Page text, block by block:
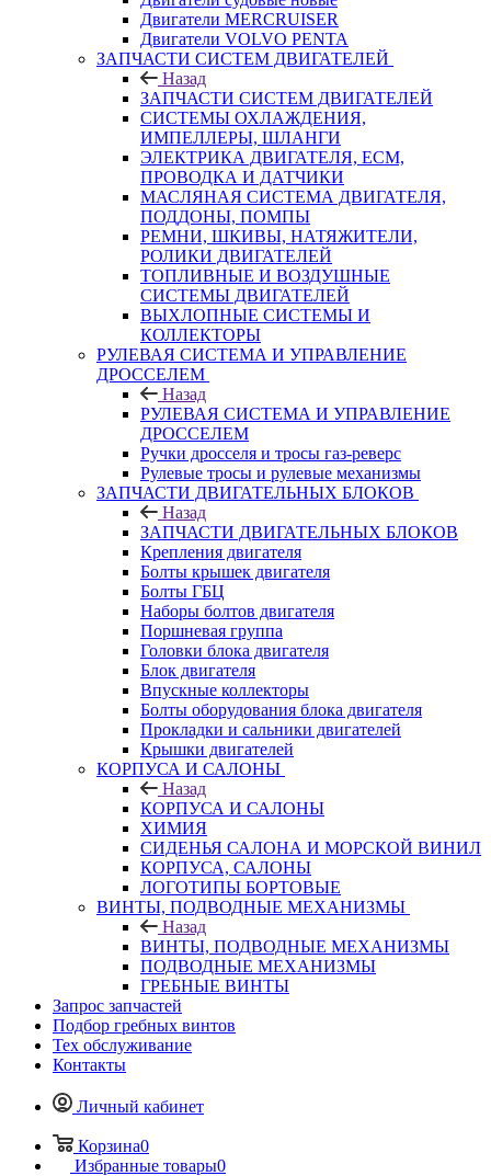
Двигатели MERCRUISER
Двигатели VOLVO PENTA
ЗАПЧАСТИ СИСТЕМ ДВИГАТЕЛЕЙ
Назад
ЗАПЧАСТИ СИСТЕМ ДВИГАТЕЛЕЙ
СИСТЕМЫ ОХЛАЖДЕНИЯ,
ИМПЕЛЛЕРЫ, ШЛАНГИ
ЭЛЕКТРИКА ДВИГАТЕЛЯ, ECM,
ПРОВОДКА И ДАТЧИКИ
МАСЛЯНАЯ СИСТЕМА ДВИГАТЕЛЯ,
ПОДДОНЫ, ПОМПЫ
РЕМНИ, ШКИВЫ, НАТЯЖИТЕЛИ,
РОЛИКИ ДВИГАТЕЛЕЙ
ТОПЛИВНЫЕ И ВОЗДУШНЫЕ
СИСТЕМЫ ДВИГАТЕЛЕЙ
ВЫХЛОПНЫЕ СИСТЕМЫ И
КОЛЛЕКТОРЫ
РУЛЕВАЯ СИСТЕМА И УПРАВЛЕНИЕ
ДРОССЕЛЕМ
Назад
РУЛЕВАЯ СИСТЕМА И УПРАВЛЕНИЕ
ДРОССЕЛЕМ
Ручки дросселя и тросы газ-реверс
Рулевые тросы и рулевые механизмы
ЗАПЧАСТИ ДВИГАТЕЛЬНЫХ БЛОКОВ
Назад
ЗАПЧАСТИ ДВИГАТЕЛЬНЫХ БЛОКОВ
Крепления двигателя
Болты крышек двигателя
Болты ГБЦ
Наборы болтов двигателя
Поршневая группа
Головки блока двигателя
Блок двигателя
Впускные коллекторы
Болты оборудования блока двигателя
Прокладки и сальники двигателей
Крышки двигателей
КОРПУСА И САЛОНЫ
Назад
КОРПУСА И САЛОНЫ
ХИМИЯ
СИДЕНЬЯ САЛОНА И МОРСКОЙ ВИНИЛ
КОРПУСА, САЛОНЫ
ЛОГОТИПЫ БОРТОВЫЕ
ВИНТЫ, ПОДВОДНЫЕ МЕХАНИЗМЫ
Назад
ВИНТЫ, ПОДВОДНЫЕ МЕХАНИЗМЫ
ПОДВОДНЫЕ МЕХАНИЗМЫ
ГРЕБНЫЕ ВИНТЫ
Запрос запчастей
Подбор гребных винтов
Тех обслуживание
Контакты
Личный кабинет
Корзина0
Избранные товары0